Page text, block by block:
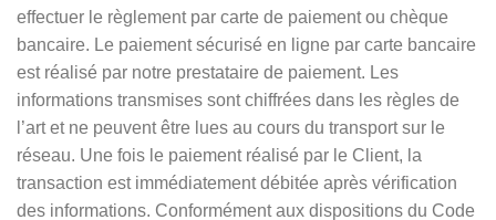
effectuer le règlement par carte de paiement ou chèque
bancaire. Le paiement sécurisé en ligne par carte bancaire
est réalisé par notre prestataire de paiement. Les
informations transmises sont chiffrées dans les règles de
l’art et ne peuvent être lues au cours du transport sur le
réseau. Une fois le paiement réalisé par le Client, la
transaction est immédiatement débitée après vérification
des informations. Conformément aux dispositions du Code